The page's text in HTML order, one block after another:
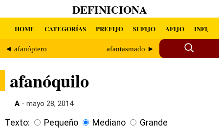
DEFINICIONA
HOME CATEGORÍAS PREFIJO SUFIJO AFIJO INFIJO
◄ afanóptero afantasmado ►
afanóquilo
A - mayo 28, 2014
Texto: Pequeño Mediano Grande